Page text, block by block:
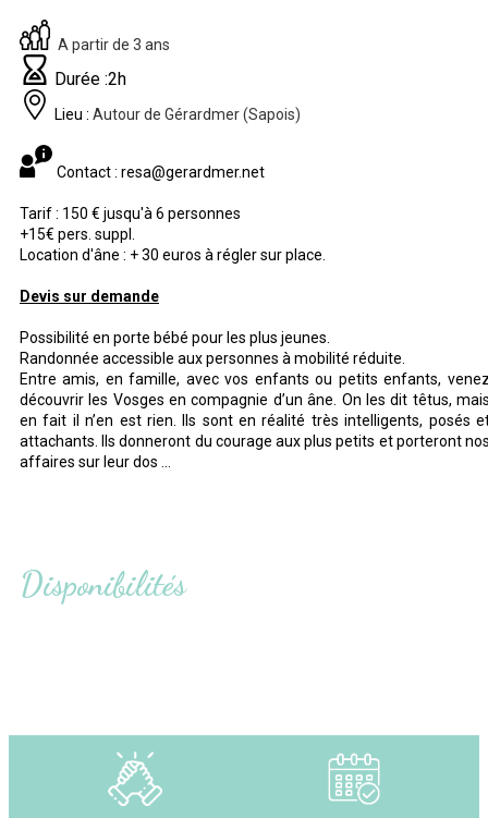
A partir de 3 ans
Durée :2h
Lieu : Autour de Gérardmer (Sapois)
Contact : resa@gerardmer.net
Tarif : 150 € jusqu'à 6 personnes
+15€ pers. suppl.
Location d'âne : + 30 euros à régler sur place.
Devis sur demande
Possibilité en porte bébé pour les plus jeunes.
Randonnée accessible aux personnes à mobilité réduite.
Entre amis, en famille, avec vos enfants ou petits enfants,
découvrir les Vosges en compagnie d’un âne. On les dit têtus,
en fait il n’en est rien. Ils sont en réalité très intelligents, posés
attachants. Ils donneront du courage aux plus petits et porteront
affaires sur leur dos …
Disponibilités